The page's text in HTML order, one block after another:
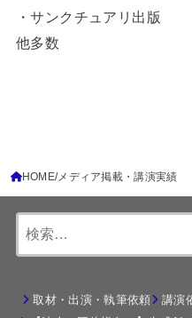
・サンクチュアリ出版
他多数
HOME メディア掲載・講演実績
取材・出演・執筆依頼
講演